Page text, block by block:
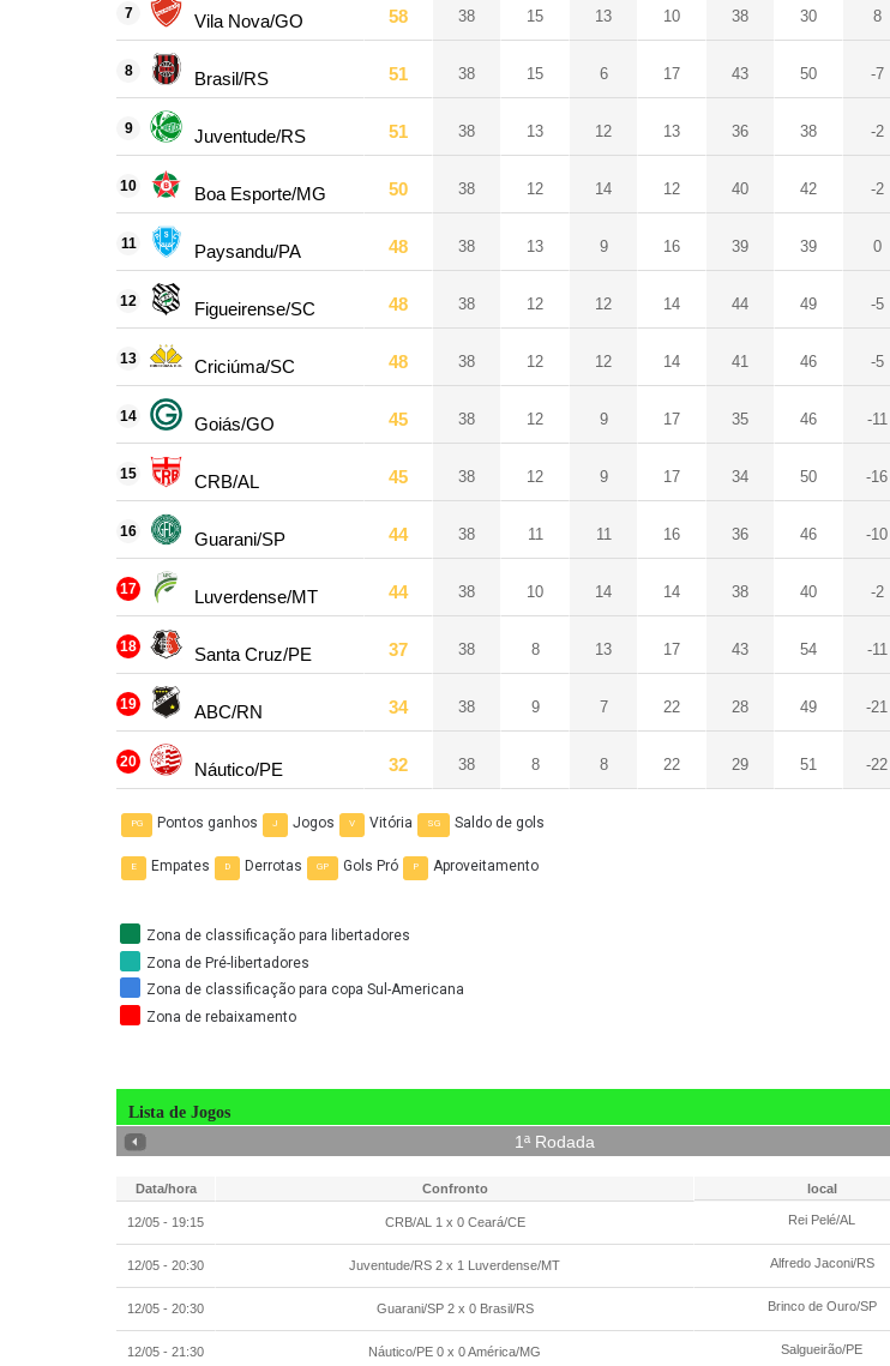
7 Vila Nova/GO 58 38 15 13 10 38 30 8
8 Brasil/RS 51 38 15 6 17 43 50 -7
9 Juventude/RS 51 38 13 12 13 36 38 -2
10 Boa Esporte/MG 50 38 12 14 12 40 42 -2
11 Paysandu/PA 48 38 13 9 16 39 39 0
12 Figueirense/SC 48 38 12 12 14 44 49 -5
13 Criciúma/SC 48 38 12 12 14 41 46 -5
14 Goiás/GO 45 38 12 9 17 35 46 -11
15 CRB/AL 45 38 12 9 17 34 50 -16
16 Guarani/SP 44 38 11 11 16 36 46 -10
17 Luverdense/MT 44 38 10 14 14 38 40 -2
18 Santa Cruz/PE 37 38 8 13 17 43 54 -11
19 ABC/RN 34 38 9 7 22 28 49 -21
20 Náutico/PE 32 38 8 8 22 29 51 -22
PG Pontos ganhos J Jogos V Vitória SG Saldo de gols
E Empates D Derrotas GP Gols Pró P Aproveitamento
Zona de classificação para libertadores
Zona de Pré-libertadores
Zona de classificação para copa Sul-Americana
Zona de rebaixamento
Lista de Jogos
1ª Rodada
Data/hora Confronto local
12/05 - 19:15 CRB/AL 1 x 0 Ceará/CE Rei Pelé/AL
12/05 - 20:30 Juventude/RS 2 x 1 Luverdense/MT Alfredo Jaconi/RS
12/05 - 20:30 Guarani/SP 2 x 0 Brasil/RS Brinco de Ouro/SP
12/05 - 21:30 Náutico/PE 0 x 0 América/MG Salgueirão/PE